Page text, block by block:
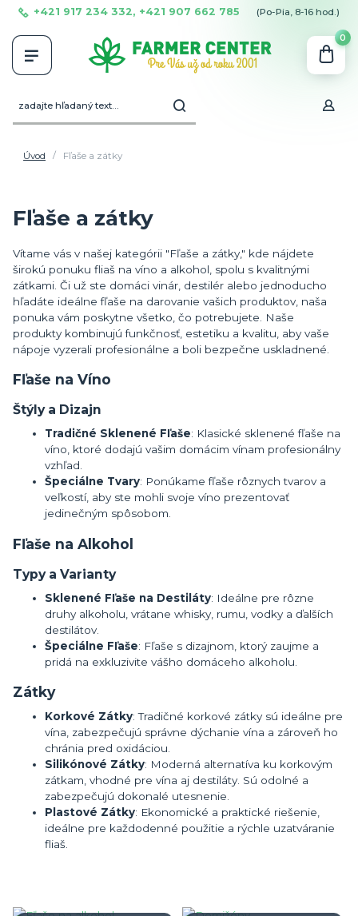
+421 917 234 332, +421 907 662 785 (Po-Pia, 8-16 hod.)
0
Úvod Fľaše a zátky
Fľaše a zátky
Vítame vás v našej kategórii "Fľaše a zátky," kde nájdete
širokú ponuku fliaš na víno a alkohol, spolu s kvalitnými
zátkami. Či už ste domáci vinár, destilér alebo jednoducho
hľadáte ideálne fľaše na darovanie vašich produktov, naša
ponuka vám poskytne všetko, čo potrebujete. Naše
produkty kombinujú funkčnosť, estetiku a kvalitu, aby vaše
nápoje vyzerali profesionálne a boli bezpečne uskladnené.
Fľaše na Víno
Štýly a Dizajn
Tradičné Sklenené Fľaše: Klasické sklenené fľaše na
víno, ktoré dodajú vašim domácim vínam profesionálny
vzhľad.
Špeciálne Tvary: Ponúkame fľaše rôznych tvarov a
veľkostí, aby ste mohli svoje víno prezentovať
jedinečným spôsobom.
Fľaše na Alkohol
Typy a Varianty
Sklenené Fľaše na Destiláty: Ideálne pre rôzne
druhy alkoholu, vrátane whisky, rumu, vodky a ďalších
destilátov.
Špeciálne Fľaše: Fľaše s dizajnom, ktorý zaujme a
pridá na exkluzivite vášho domáceho alkoholu.
Zátky
Korkové Zátky: Tradičné korkové zátky sú ideálne pre
vína, zabezpečujú správne dýchanie vína a zároveň ho
chránia pred oxidáciou.
Silikónové Zátky: Moderná alternatíva ku korkovým
zátkam, vhodné pre vína aj destiláty. Sú odolné a
zabezpečujú dokonalé utesnenie.
Plastové Zátky: Ekonomické a praktické riešenie,
ideálne pre každodenné použitie a rýchle uzatváranie
fliaš.